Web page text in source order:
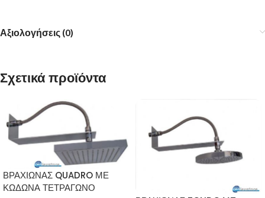
Αξιολογήσεις (0)
Σχετικά προϊόντα
ΒΡΑΧΙΩΝΑΣ QUADRO ΜΕ
ΚΩΔΩΝΑ ΤΕΤΡΑΓΩΝΟ